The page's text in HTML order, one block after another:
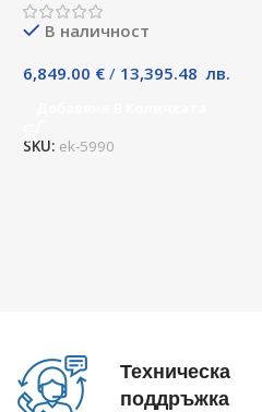
В наличност
6,849.00 € / 13,395.48 лв.
SKU: ek-5990
Техническа
поддръжка